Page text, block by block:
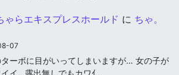
ゃらエキスプレスホールド に ちゃ。
07
ーボに目がいってしまいますが… 女の子が
イイ…露出無しでもカワｲ…